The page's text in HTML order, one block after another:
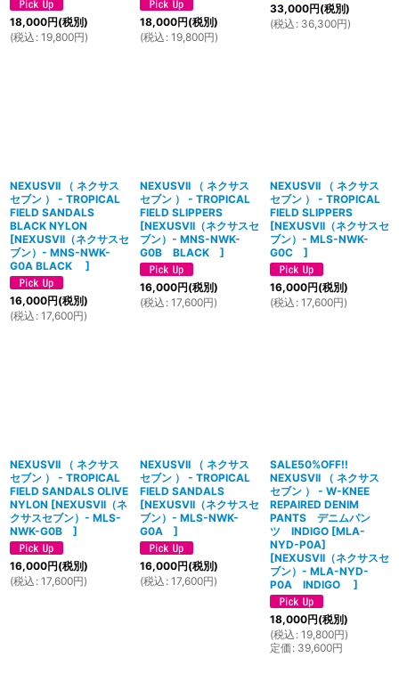
18,000円(税別)
(税込 : 19,800円)
18,000円(税別)
(税込 : 19,800円)
33,000円(税別)
(税込 : 36,300円)
NEXUSVII （ ネクサス
セブン ） - TROPICAL
FIELD SANDALS
BLACK NYLON
[NEXUSVII（ネクサスセ
ブン）- MNS-NWK-
G0A BLACK ]
16,000円(税別)
(税込 : 17,600円)
NEXUSVII （ ネクサス
セブン ） - TROPICAL
FIELD SLIPPERS
[NEXUSVII（ネクサスセ
ブン）- MNS-NWK-
G0B BLACK ]
16,000円(税別)
(税込 : 17,600円)
NEXUSVII （ ネクサス
セブン ） - TROPICAL
FIELD SLIPPERS
[NEXUSVII（ネクサスセ
ブン）- MLS-NWK-
G0C ]
16,000円(税別)
(税込 : 17,600円)
NEXUSVII （ ネクサス
セブン ） - TROPICAL
FIELD SANDALS OLIVE
NYLON [NEXUSVII（ネ
クサスセブン）- MLS-
NWK-G0B ]
16,000円(税別)
(税込 : 17,600円)
NEXUSVII （ ネクサス
セブン ） - TROPICAL
FIELD SANDALS
[NEXUSVII（ネクサスセ
ブン）- MLS-NWK-
G0A ]
16,000円(税別)
(税込 : 17,600円)
SALE50%OFF!!
NEXUSVII （ ネクサス
セブン ） - W-KNEE
REPAIRED DENIM
PANTS デニムパン
ツ INDIGO [MLA-
NYD-P0A]
[NEXUSVII（ネクサスセ
ブン）- MLA-NYD-
P0A INDIGO ]
18,000円(税別)
(税込 : 19,800円)
定価 : 39,600円